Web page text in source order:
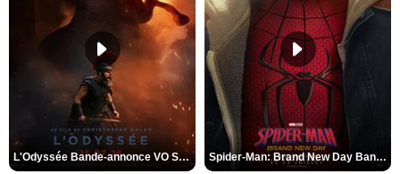
L'Odyssée Bande-annonce VO STFR Spider-Man: Brand New Day Bande-annonce VO STFR